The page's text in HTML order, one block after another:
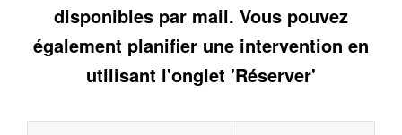
disponibles par mail. Vous pouvez
également planifier une intervention en
utilisant l'onglet 'Réserver'